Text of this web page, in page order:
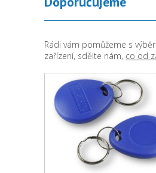
Rádi vám pomůžeme s
zařízení, sdělte nám, co od